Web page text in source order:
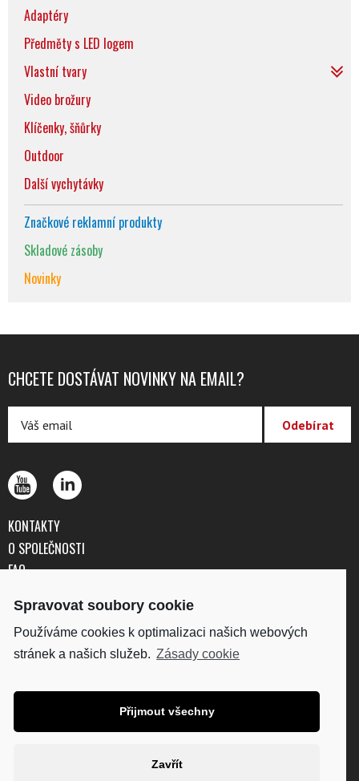
Adaptéry
Předměty s LED logem
Vlastní tvary
Video brožury
Klíčenky, šňůrky
Outdoor
Další vychytávky
Značkové reklamní produkty
Skladové zásoby
Novinky
CHCETE DOSTÁVAT NOVINKY NA EMAIL?
KONTAKTY
O SPOLEČNOSTI
FAQ
OCHRANA OSOBNÍCH ÚDAJŮ
DISKUS, spol. s r.o.
DIČ: CZ41195183
Fakturační adresa:
Spravovat soubory cookie
Používáme cookies k optimalizaci našich webových
stránek a našich služeb. Zásady cookie
Přijmout všechny
Zavřít